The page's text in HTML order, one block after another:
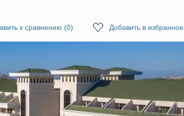
к сравнению (0) Добавить в избранное